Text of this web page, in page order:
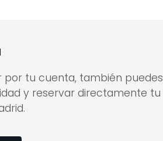
por tu cuenta, también puedes
y reservar directamente tu